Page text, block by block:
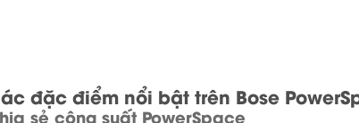
đặc điểm nổi bật trên Bose
sẻ công suất PowerSpace